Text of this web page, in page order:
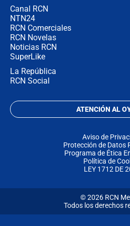
Canal RCN
NTN24
RCN Comerciales
RCN Novelas
Noticias RCN
SuperLike
La República
RCN Social
ATENCIÓN AL
Aviso de
Protección de Datos
Programa de Ética
Política de
LEY 1712 DE
© 2026 RCN
Todos los derechos